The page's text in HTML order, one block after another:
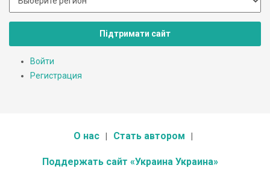
Підтримати сайт
Войти
Регистрация
О нас Стать автором
Поддержать сайт «Украина Украина»